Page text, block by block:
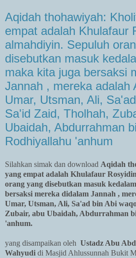
Aqidah thohawiyah:
empat adalah Khulafaur
almahdiyin. Sepuluh
disebutkan masuk
maka kita juga bersaksi
Jannah , mereka adalah
Umar, Utsman, Ali,
Sa'id Zaid, Tholhah,
Ubaidah, Abdurrahman
Rodhiyallahu 'anhum
Silahkan simak dan download Aqidah
yang empat adalah Khulafaur
orang yang disebutkan masuk
bersaksi mereka didalam Jannah ,
Umar, Utsman, Ali, Sa'ad bin Abi
Zubair, abu Ubaidah, Abdurrahman
'anhum.
yang disampaikan oleh Ustadz Abu
Wahyudi di Masjid Ahlussunnah Bukit